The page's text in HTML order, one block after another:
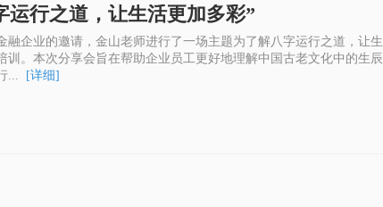
行之道，让生活更加多彩”
融企业的邀请，金山老师进行了一场主题为了解八字运行之道，让生
训。本次分享会旨在帮助企业员工更好地理解中国古老文化中的生辰
...
[详细]